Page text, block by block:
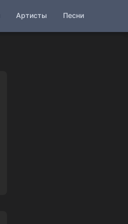
Артисты Песни